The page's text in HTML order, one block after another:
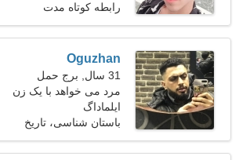
رابطه کوتاه مدت
Oguzhan
31 سال, برج حمل
مرد می خواهد با یک زن
ملاقات کند 24-30
ایلماداگ
باستان شناسی، تاریخ